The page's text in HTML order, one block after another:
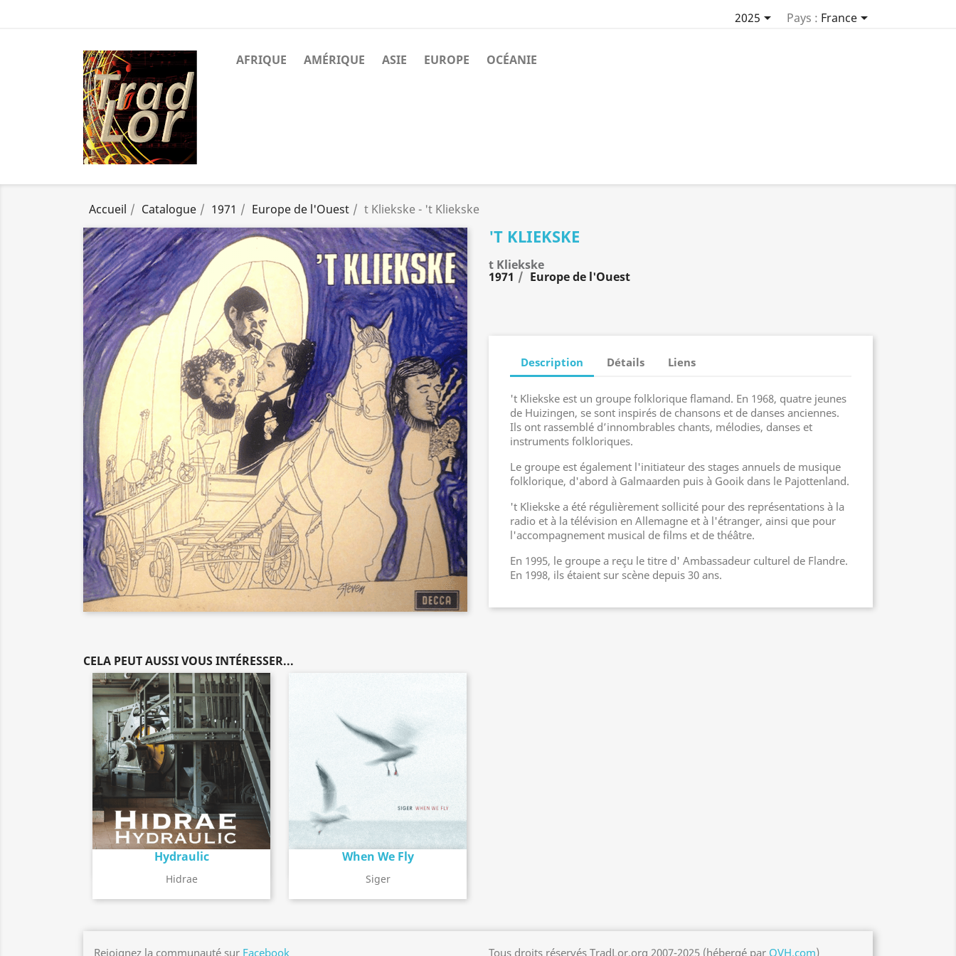
2025 Pays : France
AFRIQUE AMÉRIQUE ASIE EUROPE OCÉANIE
Accueil Catalogue 1971 Europe de l'Ouest t Kliekske - 't Kliekske
'T KLIEKSKE
t Kliekske
1971 Europe de l'Ouest
Description Détails Liens
't Kliekske est un groupe folklorique flamand. En 1968, quatre jeunes
de Huizingen, se sont inspirés de chansons et de danses anciennes.
Ils ont rassemblé d’innombrables chants, mélodies, danses et
instruments folkloriques.
Le groupe est également l'initiateur des stages annuels de musique
folklorique, d'abord à Galmaarden puis à Gooik dans le Pajottenland.
't Kliekske a été régulièrement sollicité pour des représentations à la
radio et à la télévision en Allemagne et à l'étranger, ainsi que pour
l'accompagnement musical de films et de théâtre.
En 1995, le groupe a reçu le titre d' Ambassadeur culturel de Flandre.
En 1998, ils étaient sur scène depuis 30 ans.
CELA PEUT AUSSI VOUS INTÉRESSER...
Hydraulic
Hidrae
Détail de l'album When We Fly
Siger
Détail de l'album
Rejoignez la communauté sur Facebook Tous droits réservés TradLor.org 2007-2025 (hébergé par OVH.com)